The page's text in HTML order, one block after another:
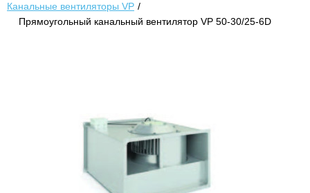
Канальные вентиляторы VP
Прямоугольный канальный вентилятор VP 50-30/25-6D